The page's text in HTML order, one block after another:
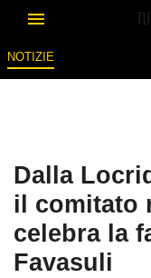
NOTIZIE
Dalla
il comitato
celebra la
Favasuli